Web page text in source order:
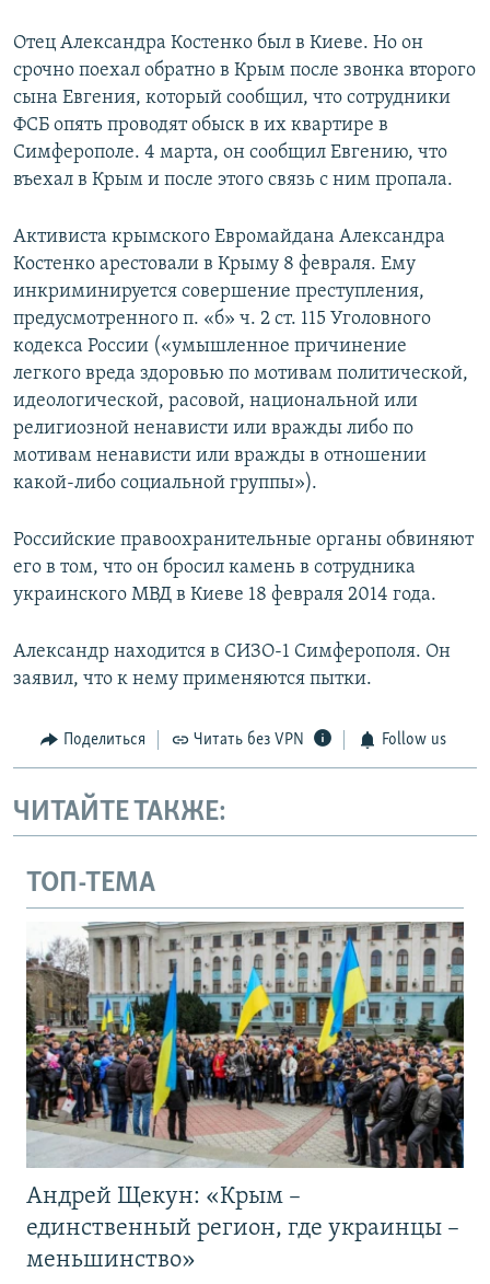
Отец Александра Костенко был в Киеве. Но он
срочно поехал обратно в Крым после звонка второго
сына Евгения, который сообщил, что сотрудники
ФСБ опять проводят обыск в их квартире в
Симферополе. 4 марта, он сообщил Евгению, что
въехал в Крым и после этого связь с ним пропала.
Активиста крымского Евромайдана Александра
Костенко арестовали в Крыму 8 февраля. Ему
инкриминируется совершение преступления,
предусмотренного п. «б» ч. 2 ст. 115 Уголовного
кодекса России («умышленное причинение
легкого вреда здоровью по мотивам политической,
идеологической, расовой, национальной или
религиозной ненависти или вражды либо по
мотивам ненависти или вражды в отношении
какой-либо социальной группы»).
Российские правоохранительные органы обвиняют
его в том, что он бросил камень в сотрудника
украинского МВД в Киеве 18 февраля 2014 года.
Александр находится в СИЗО-1 Симферополя. Он
заявил, что к нему применяются пытки.
Поделиться Читать без VPN Follow us
ЧИТАЙТЕ ТАКЖЕ:
ТОП-ТЕМА
Андрей Щекун: «Крым –
единственный регион, где украинцы –
меньшинство»